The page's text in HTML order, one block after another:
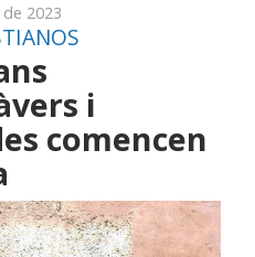
2023
i
comencen